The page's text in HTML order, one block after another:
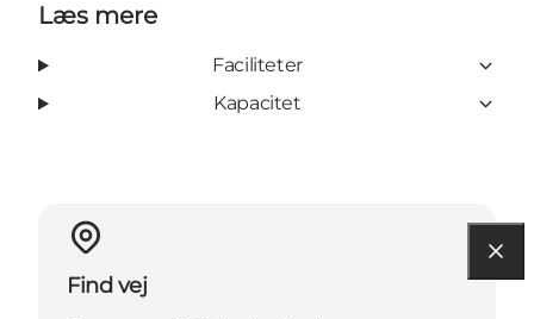
Læs mere
Faciliteter
Kapacitet
Find vej